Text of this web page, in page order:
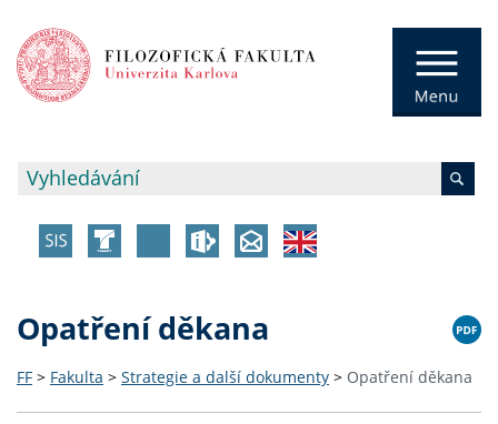
Opatření děkana
FF > Fakulta > Strategie a další dokumenty > Opatření děkana